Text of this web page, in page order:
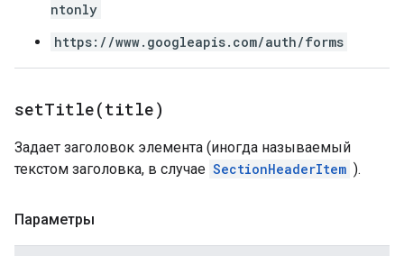
ntonly
https://www.googleapis.com/auth/forms
setTitle(title)
Задает заголовок элемента (иногда называемый
текстом заголовка, в случае SectionHeaderItem ).
Параметры